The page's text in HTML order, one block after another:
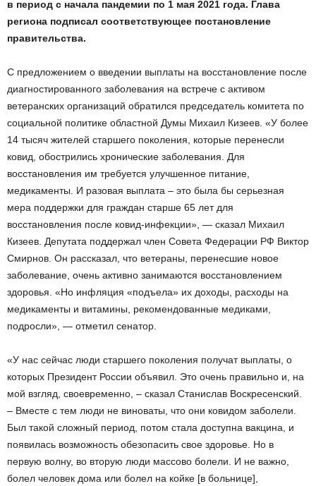
в период с начала пандемии по 1 мая 2021 года. Глава
региона подписал соответствующее постановление
правительства.
С предложением о введении выплаты на восстановление после
диагностированного заболевания на встрече с активом
ветеранских организаций обратился председатель комитета по
социальной политике областной Думы Михаил Кизеев. «У более
14 тысяч жителей старшего поколения, которые перенесли
ковид, обострились хронические заболевания. Для
восстановления им требуется улучшенное питание,
медикаменты. И разовая выплата – это была бы серьезная
мера поддержки для граждан старше 65 лет для
восстановления после ковид-инфекции», — сказал Михаил
Кизеев. Депутата поддержал член Совета Федерации РФ Виктор
Смирнов. Он рассказал, что ветераны, перенесшие новое
заболевание, очень активно занимаются восстановлением
здоровья. «Но инфляция «подъела» их доходы, расходы на
медикаменты и витамины, рекомендованные медиками,
подросли», — отметил сенатор.
«У нас сейчас люди старшего поколения получат выплаты, о
которых Президент России объявил. Это очень правильно и, на
мой взгляд, своевременно, – сказал Станислав Воскресенский.
– Вместе с тем люди не виноваты, что они ковидом заболели.
Был такой сложный период, потом стала доступна вакцина, и
появилась возможность обезопасить свое здоровье. Но в
первую волну, во вторую люди массово болели. И не важно,
болел человек дома или болел на койке [в больнице],